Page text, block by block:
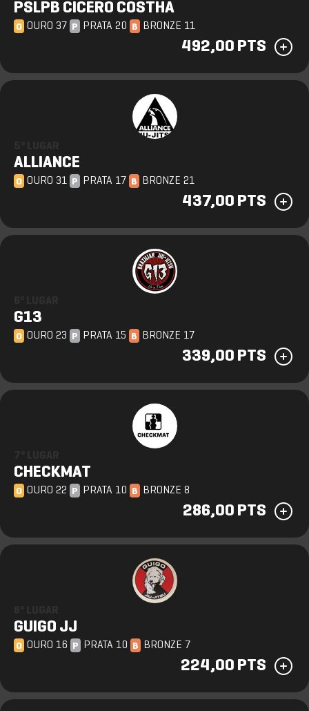
PSLPB CICERO COSTHA
O OURO 37 P PRATA 20 B BRONZE 11
492,00 PTS
ALLIANCE
O OURO 31 P PRATA 17 B BRONZE 21
437,00 PTS
G13
O OURO 23 P PRATA 15 B BRONZE 17
339,00 PTS
CHECKMAT
O OURO 22 P PRATA 10 B BRONZE 8
286,00 PTS
GUIGO JJ
O OURO 16 P PRATA 10 B BRONZE 7
224,00 PTS